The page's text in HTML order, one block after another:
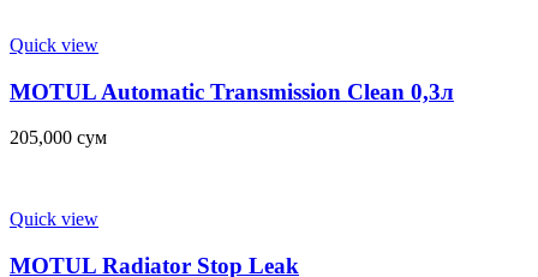
Quick view
MOTUL Automatic Transmission Clean 0,3л
205,000 сум
Quick view
MOTUL Radiator Stop Leak